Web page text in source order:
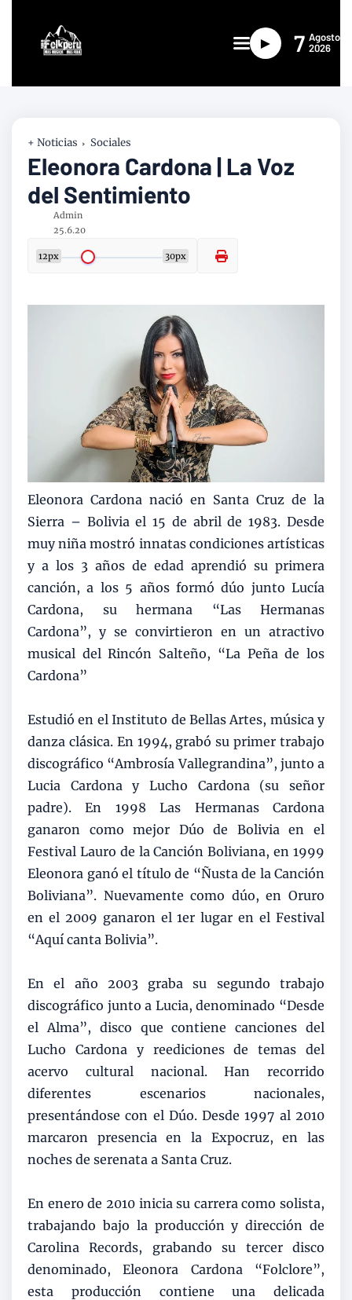
► 7 Agosto
2026
+ Noticias Sociales
Eleonora Cardona | La Voz
del Sentimiento
Admin
25.6.20
12px 30px
Eleonora Cardona nació en Santa Cruz de la
Sierra – Bolivia el 15 de abril de 1983. Desde
muy niña mostró innatas condiciones artísticas
y a los 3 años de edad aprendió su primera
canción, a los 5 años formó dúo junto Lucía
Cardona, su hermana “Las Hermanas
Cardona”, y se convirtieron en un atractivo
musical del Rincón Salteño, “La Peña de los
Cardona”
Estudió en el Instituto de Bellas Artes, música y
danza clásica. En 1994, grabó su primer trabajo
discográfico “Ambrosía Vallegrandina”, junto a
Lucia Cardona y Lucho Cardona (su señor
padre). En 1998 Las Hermanas Cardona
ganaron como mejor Dúo de Bolivia en el
Festival Lauro de la Canción Boliviana, en 1999
Eleonora ganó el título de “Ñusta de la Canción
Boliviana”. Nuevamente como dúo, en Oruro
en el 2009 ganaron el 1er lugar en el Festival
“Aquí canta Bolivia”.
En el año 2003 graba su segundo trabajo
discográfico junto a Lucia, denominado “Desde
el Alma”, disco que contiene canciones del
Lucho Cardona y reediciones de temas del
acervo cultural nacional. Han recorrido
diferentes escenarios nacionales,
presentándose con el Dúo. Desde 1997 al 2010
marcaron presencia en la Expocruz, en las
noches de serenata a Santa Cruz.
En enero de 2010 inicia su carrera como solista,
trabajando bajo la producción y dirección de
Carolina Records, grabando su tercer disco
denominado, Eleonora Cardona “Folclore”,
esta producción contiene una delicada